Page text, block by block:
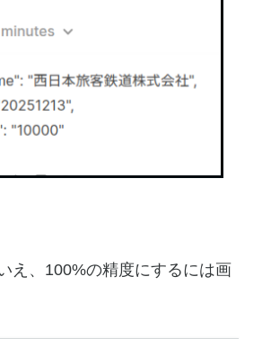
え、100%の精度にするには画